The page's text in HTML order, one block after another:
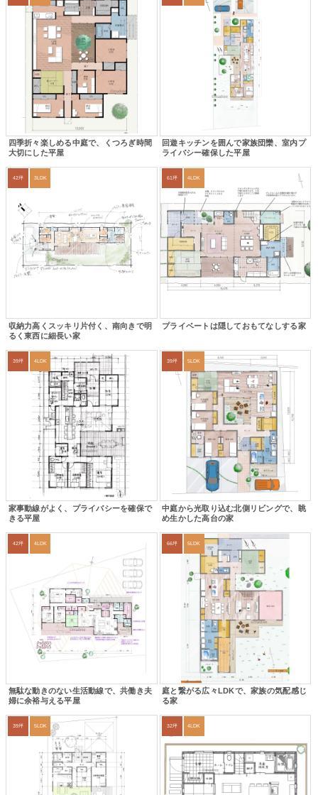
四季折々楽しめる中庭で、くつろぎ時間
大切にした平屋
回遊キッチンを囲んで家族団欒、室内プ
ライバシー確保した平屋
42坪 3LDK
収納力高くスッキリ片付く、南向きで明
るく東西に細長い家
61坪 4LDK
プライベートは隠しておもてなしする家
39坪 4LDK
家事動線がよく、プライバシーを確保で
きる平屋
39坪 5LDK
中庭から光取り込む北側リビングで、眺
め生かした高台の家
42坪 4LDK
無駄な動きのない生活動線で、共働き夫
婦に余裕与える平屋
66坪 5LDK
庭と繋がる広々LDKで、家族の気配感じ
る家
39坪 5LDK 32坪 4LDK